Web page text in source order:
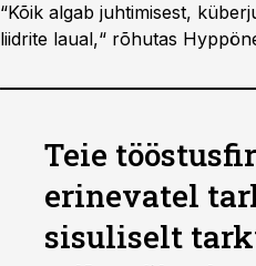
“Kõik algab juhtimisest,
liidrite laual,“ rõhutas
Teie
erinevatel
sisuliselt